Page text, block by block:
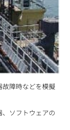
障時などを模擬
ソフトウェアの